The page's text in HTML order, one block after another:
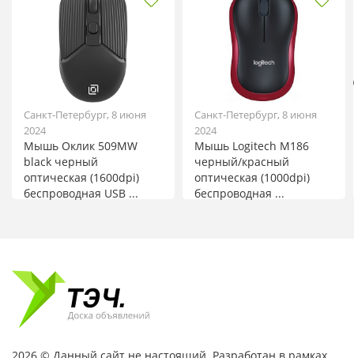
Санкт-Петербург, 8 июня
2024
Мышь Оклик 509MW
black черный
оптическая (1600dpi)
беспроводная USB ...
Санкт-Петербург, 8 июня
2024
Мышь Logitech M186
черный/красный
оптическая (1000dpi)
беспроводная ...